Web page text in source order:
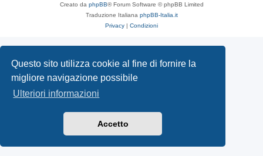
Questo sito utilizza cookie al fine di fornire la
migliore navigazione possibile
Ulteriori informazioni
Accetto
Creato da phpBB® Forum Software © phpBB Limited
Traduzione Italiana phpBB-Italia.it
Privacy | Condizioni